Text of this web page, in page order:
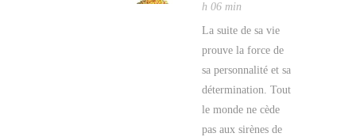
h 06 min
La suite de sa vie
prouve la force de
sa personnalité et sa
détermination. Tout
le monde ne cède
pas aux sirènes de